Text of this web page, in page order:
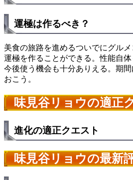
運極は作るべき？
美食の旅路を進めるついでにグル
運極を作ることができる。性能自体
今後使う機会も十分ありえる。期
おこう。
味見谷リョウの適正
進化の適正クエスト
味見谷リョウの最新